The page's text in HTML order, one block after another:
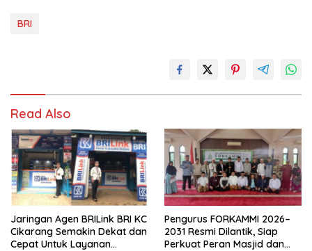
BRI
Read Also
Jaringan Agen BRILink BRI KC
Cikarang Semakin Dekat dan
Cepat Untuk Layanan
Pengurus FORKAMMI 2026–
2031 Resmi Dilantik, Siap
Perkuat Peran Masjid dan